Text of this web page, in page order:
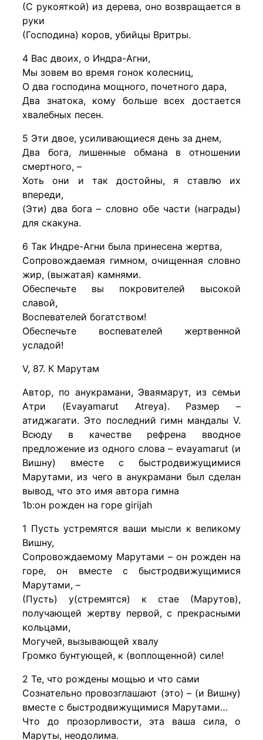
(С рукояткой) из дерева, оно возвращается в
руки
(Господина) коров, убийцы Вритры.
4 Вас двоих, о Индра-Агни,
Мы зовем во время гонок колесниц,
О два господина мощного, почетного дара,
Два знатока, кому больше всех достается
хвалебных песен.
5 Эти двое, усиливающиеся день за днем,
Два бога, лишенные обмана в отношении
смертного, –
Хоть они и так достойны, я ставлю их
впереди,
(Эти) два бога – словно обе части (награды)
для скакуна.
6 Так Индре-Агни была принесена жертва,
Сопровождаемая гимном, очищенная словно
жир, (выжатая) камнями.
Обеспечьте вы покровителей высокой
славой,
Воспевателей богатством!
Обеспечьте воспевателей жертвенной
усладой!
V, 87. К Марутам
Автор, по анукрамани, Эваямарут, из семьи
Атри (Evayamarut Atreya). Размер –
атиджагати. Это последний гимн мандалы V.
Всюду в качестве рефрена вводное
предложение из одного слова – evayamarut (и
Вишну) вместе с быстродвижущимися
Марутами, из чего в анукрамани был сделан
вывод, что это имя автора гимна
1b:он рожден на горе girijah
1 Пусть устремятся ваши мысли к великому
Вишну,
Сопровождаемому Марутами – он рожден на
горе, он вместе с быстродвижущимися
Марутами, –
(Пусть) у(стремятся) к стае (Марутов),
получающей жертву первой, с прекрасными
кольцами,
Могучей, вызывающей хвалу
Громко бунтующей, к (воплощенной) силе!
2 Те, что рождены мощью и что сами
Сознательно провозглашают (это) – (и Вишну)
вместе с быстродвижущимися Марутами…
Что до прозорливости, эта ваша сила, о
Маруты, неодолима.